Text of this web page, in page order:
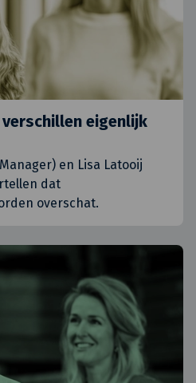
eigenlijk
en Lisa Latooij
dat
overschat.